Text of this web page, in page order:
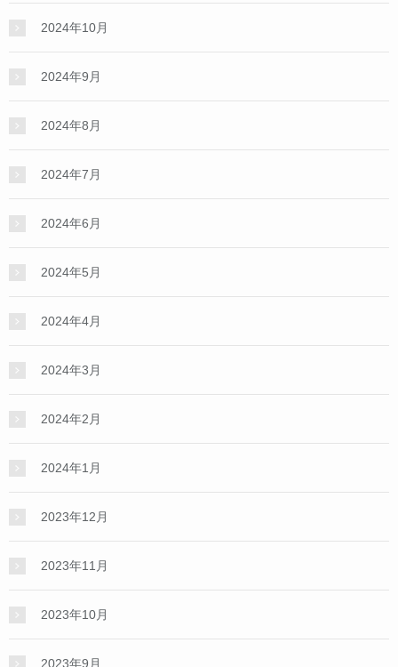
2024年10月
2024年9月
2024年8月
2024年7月
2024年6月
2024年5月
2024年4月
2024年3月
2024年2月
2024年1月
2023年12月
2023年11月
2023年10月
2023年9月